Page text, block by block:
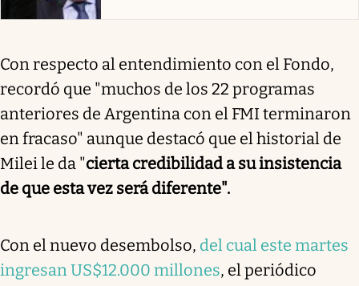
Con respecto al entendimiento con el Fondo,
recordó que "muchos de los 22 programas
anteriores de Argentina con el FMI terminaron
en fracaso" aunque destacó que el historial de
Milei le da "cierta credibilidad a su insistencia
de que esta vez será diferente".
Con el nuevo desembolso, del cual este martes
ingresan US$12.000 millones, el periódico